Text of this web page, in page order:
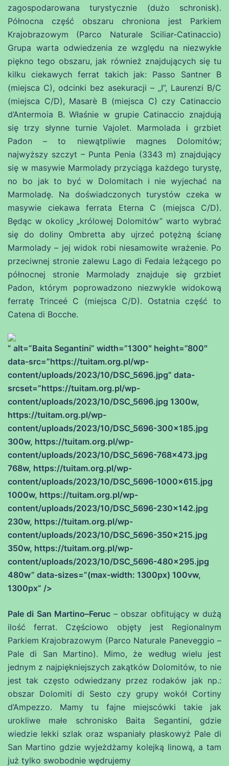
zagospodarowana turystycznie (dużo schronisk).
Północna część obszaru chroniona jest Parkiem
Krajobrazowym (Parco Naturale Sciliar-Catinaccio)
Grupa warta odwiedzenia ze względu na niezwykłe
piękno tego obszaru, jak również znajdujących się tu
kilku ciekawych ferrat takich jak: Passo Santner B
(miejsca C), odcinki bez asekuracji – „I”, Laurenzi B/C
(miejsca C/D), Masarè B (miejsca C) czy Catinaccio
d’Antermoia B. Właśnie w grupie Catinaccio znajdują
się trzy słynne turnie Vajolet. Marmolada i grzbiet
Padon – to niewątpliwie magnes Dolomitów;
najwyższy szczyt – Punta Penia (3343 m) znajdujący
się w masywie Marmolady przyciąga każdego turystę,
no bo jak to być w Dolomitach i nie wyjechać na
Marmoladę. Na doświadczonych turystów czeka w
masywie ciekawa ferrata Eterna C (miejsca C/D).
Będąc w okolicy „królowej Dolomitów” warto wybrać
się do doliny Ombretta aby ujrzeć potężną ścianę
Marmolady – jej widok robi niesamowite wrażenie. Po
przeciwnej stronie zalewu Lago di Fedaia leżącego po
północnej stronie Marmolady znajduje się grzbiet
Padon, którym poprowadzono niezwykle widokową
ferratę Trinceé C (miejsca C/D). Ostatnia część to
Catena di Bocche.
” alt=”Baita Segantini” width=”1300″ height=”800″
data-src=”https://tuitam.org.pl/wp-
content/uploads/2023/10/DSC_5696.jpg” data-
srcset=”https://tuitam.org.pl/wp-
content/uploads/2023/10/DSC_5696.jpg 1300w,
https://tuitam.org.pl/wp-
content/uploads/2023/10/DSC_5696-300×185.jpg
300w, https://tuitam.org.pl/wp-
content/uploads/2023/10/DSC_5696-768×473.jpg
768w, https://tuitam.org.pl/wp-
content/uploads/2023/10/DSC_5696-1000×615.jpg
1000w, https://tuitam.org.pl/wp-
content/uploads/2023/10/DSC_5696-230×142.jpg
230w, https://tuitam.org.pl/wp-
content/uploads/2023/10/DSC_5696-350×215.jpg
350w, https://tuitam.org.pl/wp-
content/uploads/2023/10/DSC_5696-480×295.jpg
480w” data-sizes=”(max-width: 1300px) 100vw,
1300px” />
Pale di San Martino–Feruc– obszar obfitujący w dużą
ilość ferrat. Częściowo objęty jest Regionalnym
Parkiem Krajobrazowym (Parco Naturale Paneveggio –
Pale di San Martino). Mimo, że według wielu jest
jednym z najpiękniejszych zakątków Dolomitów, to nie
jest tak często odwiedzany przez rodaków jak np.:
obszar Dolomiti di Sesto czy grupy wokół Cortiny
d’Ampezzo. Mamy tu fajne miejscówki takie jak
urokliwe małe schronisko Baita Segantini, gdzie
wiedzie lekki szlak oraz wspaniały płaskowyż Pale di
San Martino gdzie wyjeżdżamy kolejką linową, a tam
już tylko swobodnie wędrujemy